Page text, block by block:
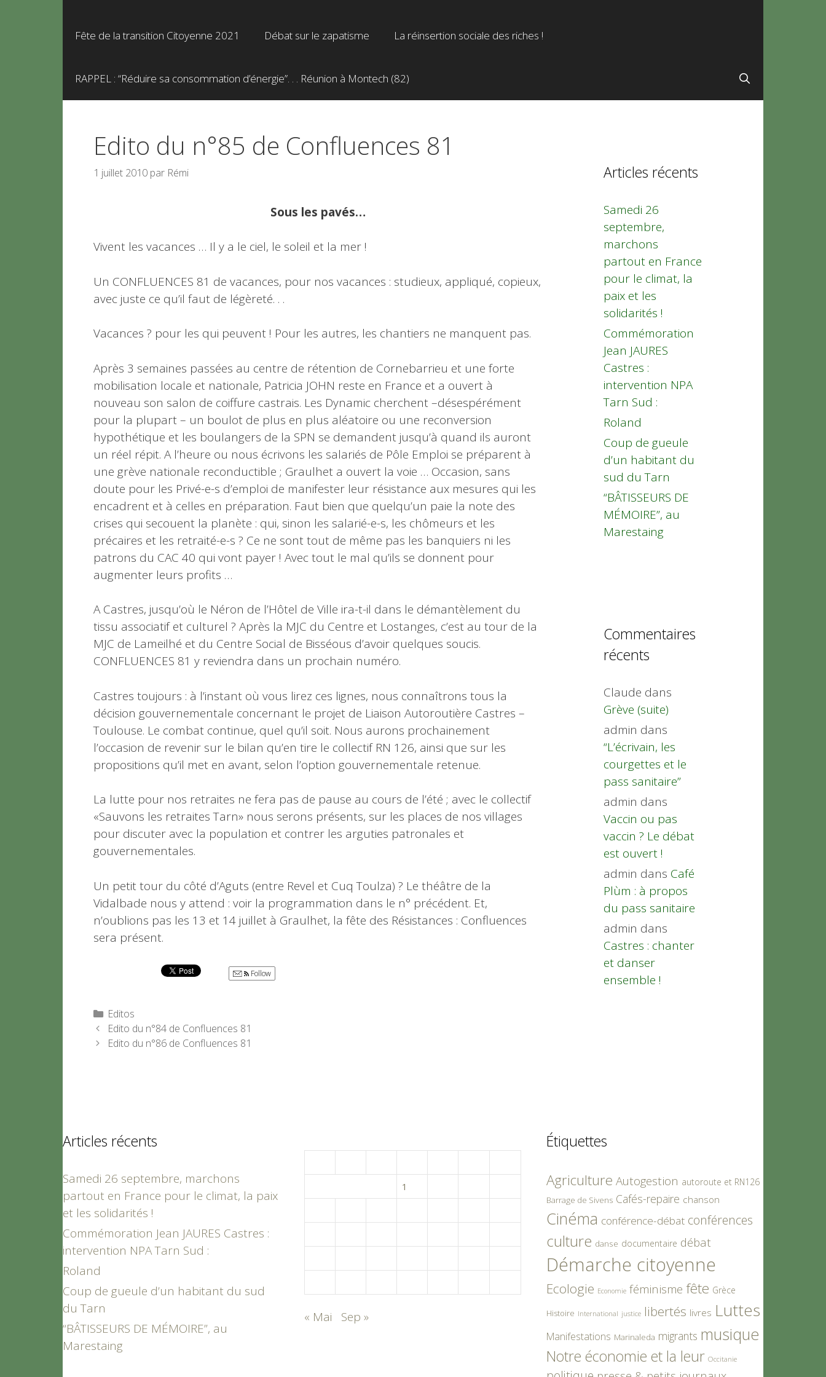
Fête de la transition Citoyenne 2021 Débat sur le zapatisme La réinsertion sociale des riches !
RAPPEL : “Réduire sa consommation d’énergie”. . . Réunion à Montech (82)
Edito du n°85 de Confluences 81
1 juillet 2010 par Rémi
Sous les pavés…
Vivent les vacances … Il y a le ciel, le soleil et la mer !
Un CONFLUENCES 81 de vacances, pour nos vacances : studieux, appliqué, copieux,
avec juste ce qu’il faut de légèreté. . .
Vacances ? pour les qui peuvent ! Pour les autres, les chantiers ne manquent pas.
Après 3 semaines passées au centre de rétention de Cornebarrieu et une forte
mobilisation locale et nationale, Patricia JOHN reste en France et a ouvert à
nouveau son salon de coiffure castrais. Les Dynamic cherchent –désespérément
pour la plupart – un boulot de plus en plus aléatoire ou une reconversion
hypothétique et les boulangers de la SPN se demandent jusqu’à quand ils auront
un réel répit. A l’heure ou nous écrivons les salariés de Pôle Emploi se préparent à
une grève nationale reconductible ; Graulhet a ouvert la voie … Occasion, sans
doute pour les Privé-e-s d’emploi de manifester leur résistance aux mesures qui les
encadrent et à celles en préparation. Faut bien que quelqu’un paie la note des
crises qui secouent la planète : qui, sinon les salarié-e-s, les chômeurs et les
précaires et les retraité-e-s ? Ce ne sont tout de même pas les banquiers ni les
patrons du CAC 40 qui vont payer ! Avec tout le mal qu’ils se donnent pour
augmenter leurs profits …
A Castres, jusqu’où le Néron de l’Hôtel de Ville ira-t-il dans le démantèlement du
tissu associatif et culturel ? Après la MJC du Centre et Lostanges, c’est au tour de la
MJC de Lameilhé et du Centre Social de Bisséous d’avoir quelques soucis.
CONFLUENCES 81 y reviendra dans un prochain numéro.
Castres toujours : à l’instant où vous lirez ces lignes, nous connaîtrons tous la
décision gouvernementale concernant le projet de Liaison Autoroutière Castres –
Toulouse. Le combat continue, quel qu’il soit. Nous aurons prochainement
l’occasion de revenir sur le bilan qu’en tire le collectif RN 126, ainsi que sur les
propositions qu’il met en avant, selon l’option gouvernementale retenue.
La lutte pour nos retraites ne fera pas de pause au cours de l’été ; avec le collectif
«Sauvons les retraites Tarn» nous serons présents, sur les places de nos villages
pour discuter avec la population et contrer les arguties patronales et
gouvernementales.
Un petit tour du côté d’Aguts (entre Revel et Cuq Toulza) ? Le théâtre de la
Vidalbade nous y attend : voir la programmation dans le n° précédent. Et,
n’oublions pas les 13 et 14 juillet à Graulhet, la fête des Résistances : Confluences
sera présent.
Follow
Catégories
Editos
Edito du n°84 de Confluences 81
Edito du n°86 de Confluences 81
Articles récents
Samedi 26
septembre,
marchons
partout en France
pour le climat, la
paix et les
solidarités !
Commémoration
Jean JAURES
Castres :
intervention NPA
Tarn Sud :
Roland
Coup de gueule
d’un habitant du
sud du Tarn
“BÂTISSEURS DE
MÉMOIRE”, au
Marestaing
Commentaires
récents
Claude dans
Grève (suite)
admin dans
“L’écrivain, les
courgettes et le
pass sanitaire”
admin dans
Vaccin ou pas
vaccin ? Le débat
est ouvert !
admin dans Café
Plùm : à propos
du pass sanitaire
admin dans
Castres : chanter
et danser
ensemble !
Articles récents
Samedi 26 septembre, marchons
partout en France pour le climat, la paix
et les solidarités !
Commémoration Jean JAURES Castres :
intervention NPA Tarn Sud :
Roland
Coup de gueule d’un habitant du sud
du Tarn
“BÂTISSEURS DE MÉMOIRE”, au
Marestaing
1
« Mai Sep »
Étiquettes
Agriculture Autogestion autoroute et RN126
Barrage de Sivens Cafés-repaire chanson
Cinéma conférence-débat conférences
culture danse documentaire débat
Démarche citoyenne
Ecologie Economie féminisme fête Grèce
Histoire International justice libertés livres Luttes
Manifestations Marinaleda migrants musique
Notre économie et la leur Occitanie